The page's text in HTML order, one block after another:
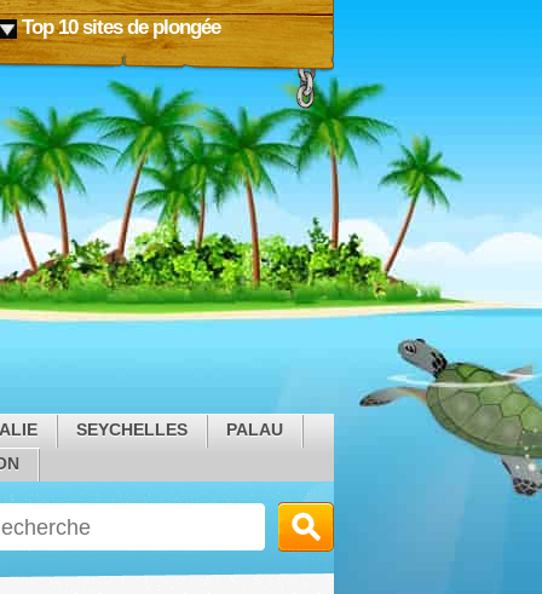
Top 10 sites de plongée
SEYCHELLES
PALAU